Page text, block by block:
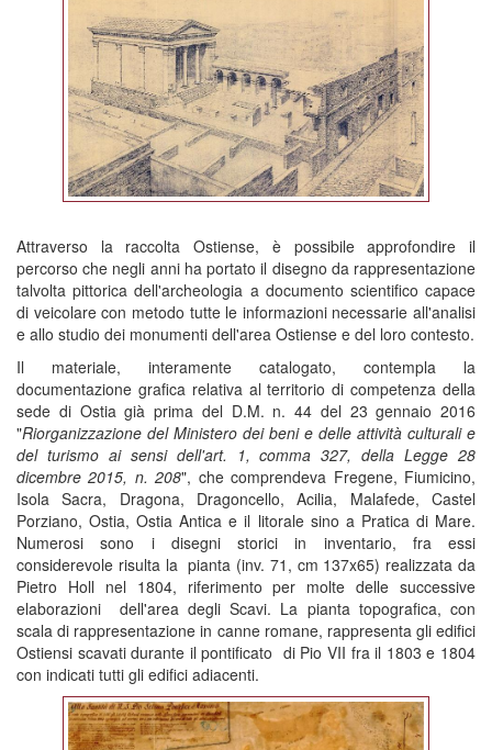
Attraverso la raccolta Ostiense, è possibile approfondire il
percorso che negli anni ha portato il disegno da rappresentazione
talvolta pittorica dell'archeologia a documento scientifico capace
di veicolare con metodo tutte le informazioni necessarie all'analisi
e allo studio dei monumenti dell'area Ostiense e del loro contesto.
Il materiale, interamente catalogato, contempla la
documentazione grafica relativa al territorio di competenza della
sede di Ostia già prima del D.M. n. 44 del 23 gennaio 2016
"Riorganizzazione del Ministero dei beni e delle attività culturali e
del turismo ai sensi dell'art. 1, comma 327, della Legge 28
dicembre 2015, n. 208", che comprendeva Fregene, Fiumicino,
Isola Sacra, Dragona, Dragoncello, Acilia, Malafede, Castel
Porziano, Ostia, Ostia Antica e il litorale sino a Pratica di Mare.
Numerosi sono i disegni storici in inventario, fra essi
considerevole risulta la pianta (inv. 71, cm 137x65) realizzata da
Pietro Holl nel 1804, riferimento per molte delle successive
elaborazioni dell'area degli Scavi. La pianta topografica, con
scala di rappresentazione in canne romane, rappresenta gli edifici
Ostiensi scavati durante il pontificato di Pio VII fra il 1803 e 1804
con indicati tutti gli edifici adiacenti.